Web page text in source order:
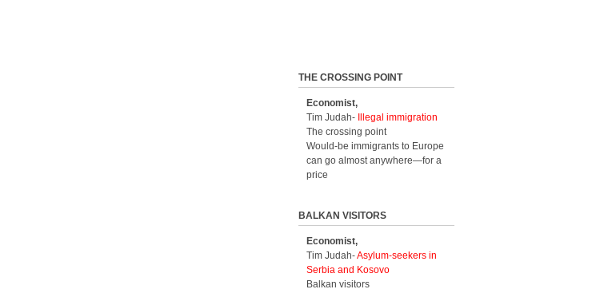
THE CROSSING POINT
Economist,
Tim Judah-
Illegal immigration
The crossing point
Would-be immigrants to Europe
can go almost anywhere—for a
price
BALKAN VISITORS
Economist,
Tim Judah-Asylum-seekers in
Serbia and Kosovo
Balkan visitors